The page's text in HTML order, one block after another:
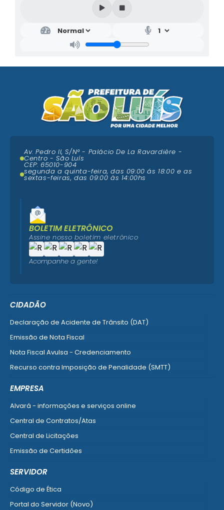
CIDADÃO
Declaração de Acidente de Trânsito (DAT)
Emissão de Nota Fiscal
Nota Fiscal Avulsa - Credenciamento
Recurso contra Imposição de Penalidade (SMTT)
EMPRESA
Alvará - informações e serviços online
Central de Contratos/Atas
Central de Licitações
Emissão de Certidões
SERVIDOR
Código de Ética
Portal do Servidor (Novo)
Av. Pedro II, S/N° - Palácio De La Ravardière -
Centro - São Luís
CEP: 65010-904
segunda a quinta-feira, das 09:00 ás 18:00 e as
sextas-feiras, das 09:00 às 14:00hs
BOLETIM ELETRÔNICO
Assine nosso boletim eletrônico
Acompanhe a gente!